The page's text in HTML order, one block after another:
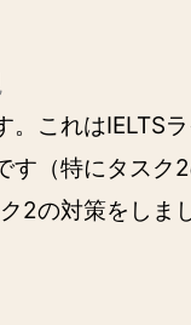
。これはIELTS
す（特にタスク
2の対策をしま